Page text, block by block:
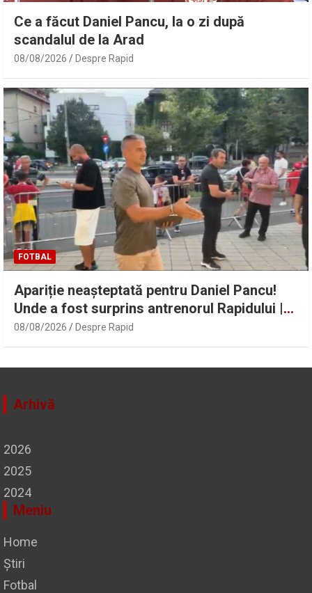
Ce a făcut Daniel Pancu, la o zi după
scandalul de la Arad
08/08/2026 Despre Rapid
FOTBAL
Apariție neașteptată pentru Daniel Pancu!
Unde a fost surprins antrenorul Rapidului |
Sport.ro
08/08/2026 Despre Rapid
Arhivă
2026
2025
2024
Meniu
Home
Știri
Fotbal